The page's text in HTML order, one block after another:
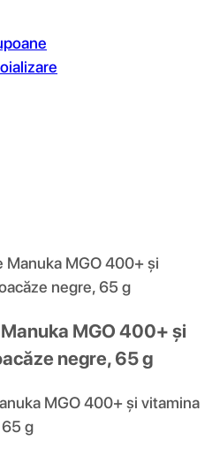
Manuka MGO 400+ și
negre, 65 g
MGO 400+ și
negre, 65 g